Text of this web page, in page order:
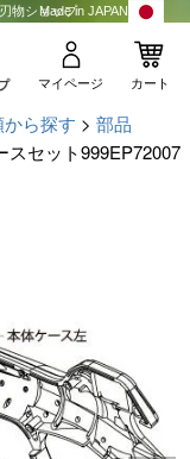
物ショップ
Made in JAPAN
マイページ カート
ら探す
部品
スセット999EP72007